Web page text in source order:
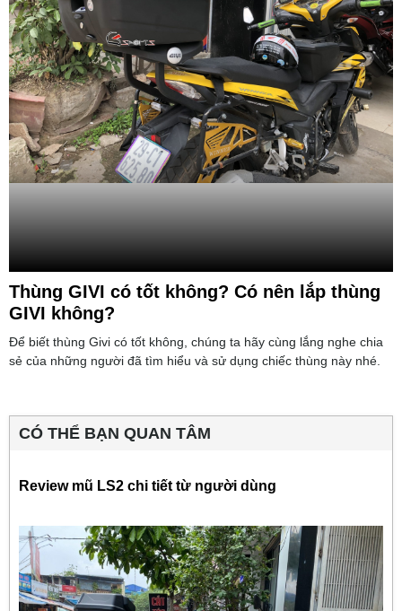
Thùng GIVI có tốt không? Có nên lắp thùng
GIVI không?
Để biết thùng Givi có tốt không, chúng ta hãy cùng lắng nghe chia
sẻ của những người đã tìm hiểu và sử dụng chiếc thùng này nhé.
CÓ THỂ BẠN QUAN TÂM
Review mũ LS2 chi tiết từ người dùng